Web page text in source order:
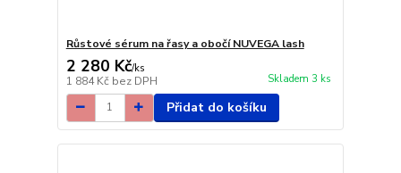
Růstové sérum na řasy a obočí NUVEGA lash
2 280 Kč/ks
1 884 Kč bez DPH Skladem 3 ks
Přidat do košíku